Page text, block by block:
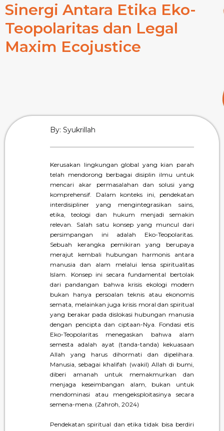
Sinergi Antara Etika Eko-
Teopolaritas dan Legal
Maxim Ecojustice
By: Syukrillah
Kerusakan lingkungan global yang kian parah
telah mendorong berbagai disiplin ilmu untuk
mencari akar permasalahan dan solusi yang
komprehensif. Dalam konteks ini, pendekatan
interdisipliner yang mengintegrasikan sains,
etika, teologi dan hukum menjadi semakin
relevan. Salah satu konsep yang muncul dari
persimpangan ini adalah Eko-Teopolaritas.
Sebuah kerangka pemikiran yang berupaya
merajut kembali hubungan harmonis antara
manusia dan alam melalui lensa spiritualitas
Islam. Konsep ini secara fundamental bertolak
dari pandangan bahwa krisis ekologi modern
bukan hanya persoalan teknis atau ekonomis
semata, melainkan juga krisis moral dan spiritual
yang berakar pada dislokasi hubungan manusia
dengan pencipta dan ciptaan-Nya. Fondasi etis
Eko-Teopolaritas menegaskan bahwa alam
semesta adalah ayat (tanda-tanda) kekuasaan
Allah yang harus dihormati dan dipelihara.
Manusia, sebagai khalifah (wakil) Allah di bumi,
diberi amanah untuk memakmurkan dan
menjaga keseimbangan alam, bukan untuk
mendominasi atau mengeksploitasinya secara
semena-mena. (Zahroh, 2024)
Pendekatan spiritual dan etika tidak bisa berdiri